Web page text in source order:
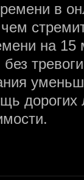
в
на 15